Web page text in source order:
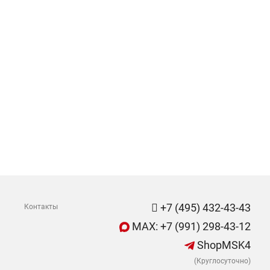
Контакты
+7 (495) 432-43-43
MAX: +7 (991) 298-43-12
ShopMSK4
(Круглосуточно)